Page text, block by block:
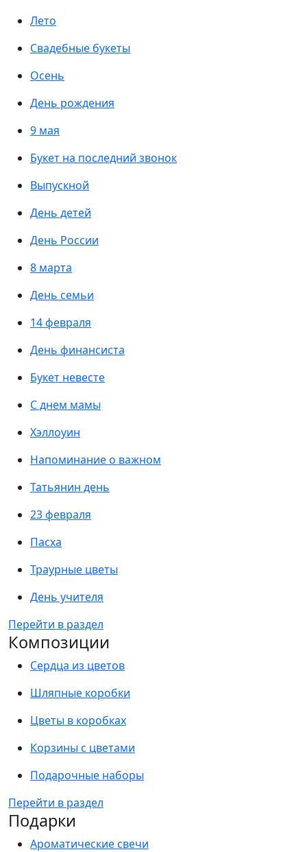
Лето
Свадебные букеты
Осень
День рождения
9 мая
Букет на последний звонок
Выпускной
День детей
День России
8 марта
День семьи
14 февраля
День финансиста
Букет невесте
С днем мамы
Хэллоуин
Напоминание о важном
Татьянин день
23 февраля
Пасха
Траурные цветы
День учителя
Перейти в раздел
Композиции
Сердца из цветов
Шляпные коробки
Цветы в коробках
Корзины с цветами
Подарочные наборы
Перейти в раздел
Подарки
Ароматические свечи